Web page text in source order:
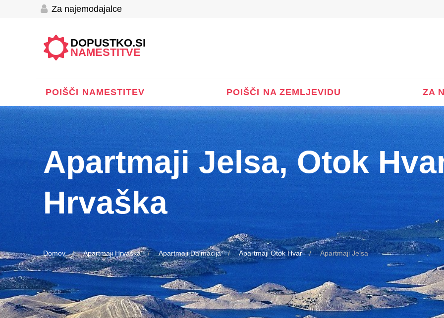
Za najemodajalce
DOPUSTKO.SI
NAMESTITVE
POIŠČI NAMESTITEV POIŠČI NA ZEMLJEVIDU ZA
Apartmaji Jelsa, Otok
Hrvaška
Domov Apartmaji Hrvaška Apartmaji Dalmacija Apartmaji Otok Hvar Apartmaji Jelsa